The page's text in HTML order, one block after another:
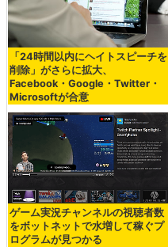
「24時間以内にヘイトスピーチを
削除」がさらに拡大、
Facebook・Google・Twitter・
Microsoftが合意
ゲーム実況チャンネルの視聴者数
をボットネットで水増して稼ぐプ
ログラムが見つかる